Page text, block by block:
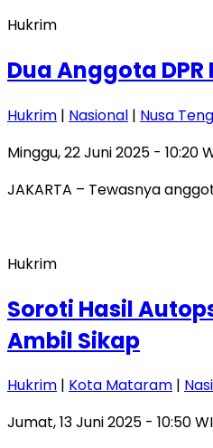
Hukrim
Dua Anggota
Hukrim | Nasional | Nusa
Minggu, 22 Juni 2025 - 10:20
JAKARTA – Tewasnya
Hukrim
Soroti Hasil
Ambil Sikap
Hukrim | Kota Mataram |
Jumat, 13 Juni 2025 - 10:50